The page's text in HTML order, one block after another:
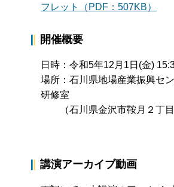
フレット（PDF：507KB）
開催概要
日時：令和5年12月1日(金)
場所：石川県地場産業振興セ
研修室
（石川県金沢市鞍月２丁目
講演アーカイブ動画